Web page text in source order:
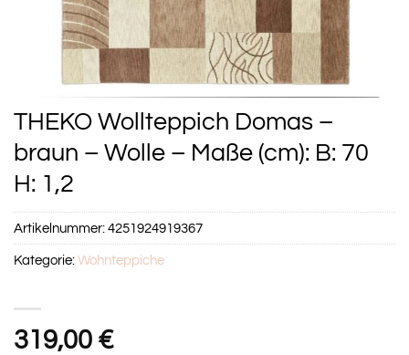
THEKO Wollteppich Domas –
braun – Wolle – Maße (cm): B: 70
H: 1,2
319,00 €
Artikelnummer:4251924919367
Kategorie:Wohnteppiche